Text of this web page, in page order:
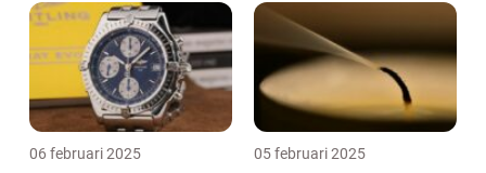
06 februari 2025 05 februari 2025